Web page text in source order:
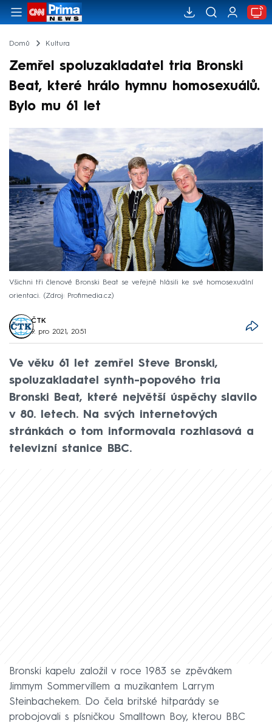
Domů Kultura
Zemřel spoluzakladatel tria Bronski
Beat, které hrálo hymnu homosexuálů.
Bylo mu 61 let
Všichni tři členové Bronski Beat se veřejně hlásili ke své homosexuální
orientaci.
Zdroj: Profimedia.cz
ČTK
9. pro 2021, 20:51
Ve věku 61 let zemřel Steve Bronski,
spoluzakladatel synth-popového tria
Bronski Beat, které největší úspěchy slavilo
v 80. letech. Na svých internetových
stránkách o tom informovala rozhlasová a
televizní stanice BBC.
Bronski kapelu založil v roce 1983 se zpěvákem
Jimmym Sommervillem a muzikantem Larrym
Steinbachekem. Do čela britské hitparády se
probojovali s písničkou Smalltown Boy, kterou BBC